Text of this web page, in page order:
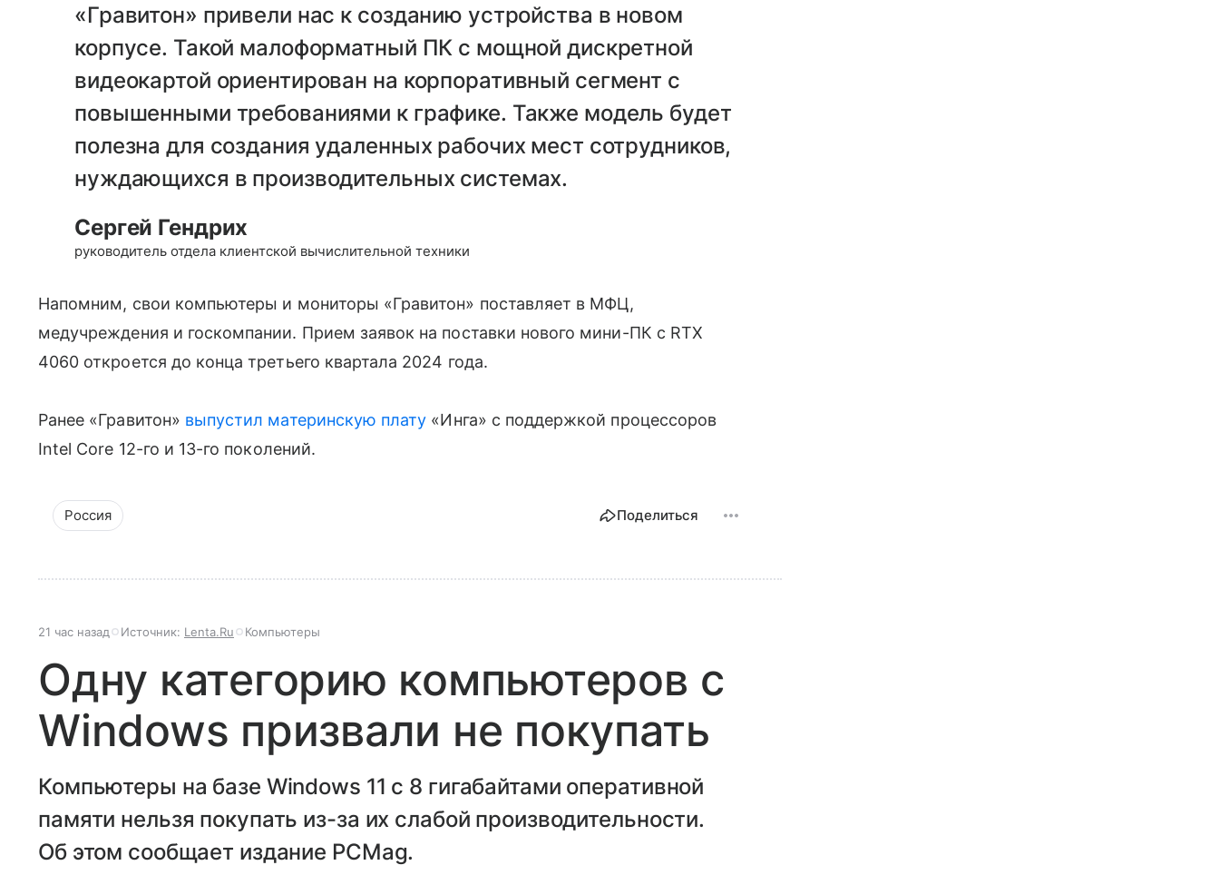
«Гравитон» привели нас к созданию устройства в новом
корпусе. Такой малоформатный ПК с мощной дискретной
видеокартой ориентирован на корпоративный сегмент с
повышенными требованиями к графике. Также модель будет
полезна для создания удаленных рабочих мест сотрудников,
нуждающихся в производительных системах.
Сергей Гендрих
руководитель отдела клиентской вычислительной техники
Напомним, свои компьютеры и мониторы «Гравитон» поставляет в МФЦ,
медучреждения и госкомпании. Прием заявок на поставки нового мини-ПК с RTX
4060 откроется до конца третьего квартала 2024 года.
Ранее «Гравитон» выпустил материнскую плату «Инга» с поддержкой процессоров
Intel Core 12-го и 13-го поколений.
Россия Поделиться
21 час назад Источник: Lenta.Ru Компьютеры
Одну категорию компьютеров с
Windows призвали не покупать
Компьютеры на базе Windows 11 c 8 гигабайтами оперативной
памяти нельзя покупать из-за их слабой производительности.
Об этом сообщает издание PCMag.